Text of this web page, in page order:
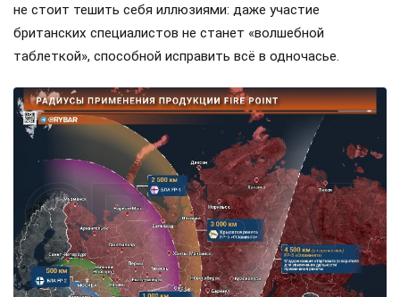
не стоит тешить себя иллюзиями: даже участие
британских специалистов не станет «волшебной
таблеткой», способной исправить всё в одночасье.